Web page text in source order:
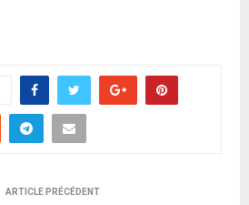
ARTICLE PRÉCÉDENT